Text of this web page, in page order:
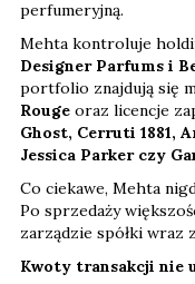
perfumeryjną.
Mehta kontroluje
Designer Parfums i
portfolio znajdują się
Rouge oraz licencje
Ghost, Cerruti 1881,
Jessica Parker czy
Co ciekawe, Mehta
Po sprzedaży
zarządzie spółki wraz
Kwoty transakcji nie